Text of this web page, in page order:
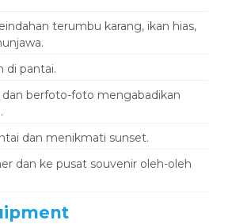
terumbu karang, ikan hias,
di pantai.
dan berfoto-foto mengabadikan
dan menikmati sunset.
dan ke pusat souvenir oleh-oleh